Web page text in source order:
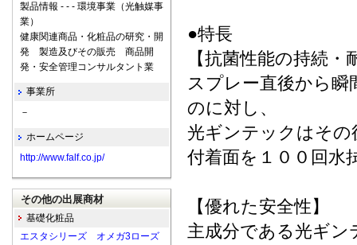
●特長
【抗菌性能の持続・
スプレー直後から瞬
のに対し、
光ギンテックはその
付着面を１００回水
【優れた安全性】
主成分である光ギン
製品情報 - - - 環境事業（光触媒事
業）
健康関連商品・化粧品の研究・開
発 製造及びその販売 商品開
発・安全管理コンサルタント業
事業所
－
ホームページ
http://www.falf.co.jp/
その他の出展商材
基礎化粧品
エスタシリーズ オメガ3ローズ